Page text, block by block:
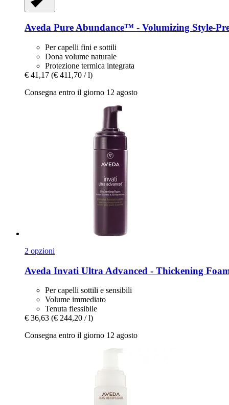
Aveda Pure Abundance™ -​ Volumizing Style-​
Per capelli fini e sottili
Dona volume naturale
Protezione termica integrata
€ 41,17 (€ 411,70 / l)
Consegna entro il giorno 12 agosto
2 opzioni
Aveda Invati Ultra Advanced -​ Thickening
Per capelli sottili e sensibili
Volume immediato
Tenuta flessibile
€ 36,63 (€ 244,20 / l)
Consegna entro il giorno 12 agosto